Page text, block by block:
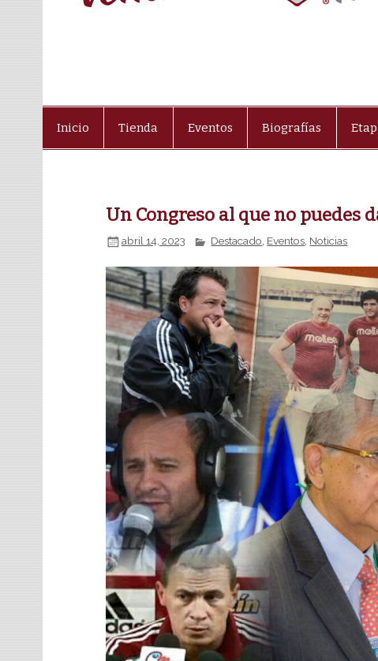
Inicio Tienda Eventos Biografías
Un Congreso al que no puedes
abril 14, 2023 Destacado, Eventos, Noticias